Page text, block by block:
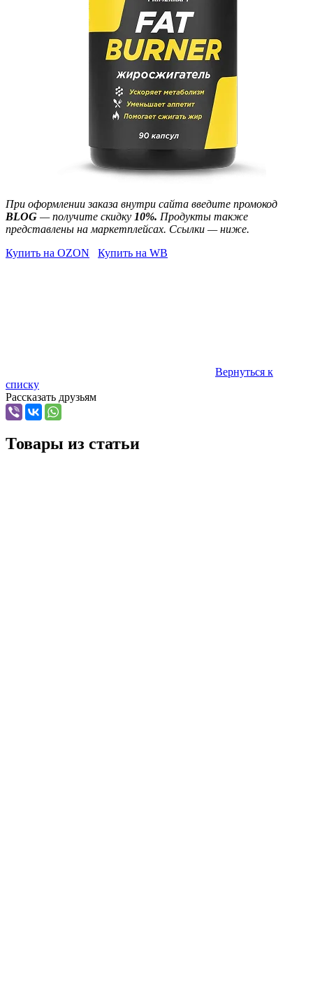
При оформлении заказа внутри сайта введите промокод
BLOG — получите скидку 10%. Продукты также
представлены на маркетплейсах. Ссылки — ниже.
Купить на OZON
Купить на WB
Вернуться к
списку
Рассказать друзьям
Товары из статьи